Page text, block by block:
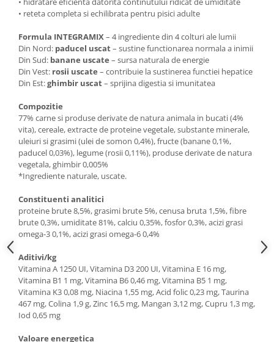
• reteta completa si echilibrata pentru pisici adulte
Formula INTEGRAMIX– 4 ingrediente din 4 colturi ale lumii
Din Nord: paducel uscat– sustine functionarea normala a inimii
Din Sud: banane uscate – sursa naturala de energie
Din Vest: rosii uscate – contribuie la sustinerea functiei hepatice
Din Est:ghimbir uscat– sprijina digestia si imunitatea
Compozitie
77% carne si produse derivate de natura animala in bucati (4%
vita), cereale, extracte de proteine vegetale, substante minerale,
uleiuri si grasimi (ulei de somon 0,4%), fructe (banane 0,1%,
paducel 0,03%), legume (rosii 0,11%), produse derivate de natura
vegetala, ghimbir 0,005%
*Ingrediente naturale, uscate.
Constituenti analitici
proteine brute 8,5%, grasimi brute 5%, cenusa bruta 1,5%, fibre
brute 0,3%, umiditate 81%, calciu 0,35%, fosfor 0,3%, acizi grasi
omega-3 0,1%, acizi grasi omega-6 0,4%
Aditivi/kg
Vitamina A 1250 UI, Vitamina D3 200 UI, Vitamina E 16 mg,
Vitamina B1 1 mg, Vitamina B6 0,46 mg, Vitamina B5 1 mg,
Vitamina K3 0,08 mg, Niacina 1,55 mg, Acid folic 0,23 mg, Taurina
467 mg, Colina 1,9 g, Zinc 16,5 mg, Mangan 3,12 mg, Cupru 1,3 mg,
Iod 0,65 mg
Valoare energetica